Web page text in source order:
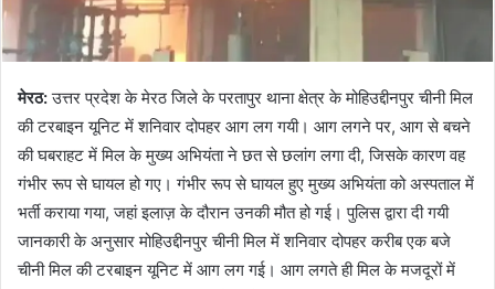
मेरठ:उत्तर प्रदेश के मेरठ जिले के परतापुर थाना क्षेत्र के मोहिउद्दीनपुर चीनी मिल
की टरबाइन यूनिट में शनिवार दोपहर आग लग गयी। आग लगने पर, आग से बचने
की घबराहट में मिल के मुख्‍य अभियंता ने छत से छलांग लगा दी, जिसके कारण वह
गंभीर रूप से घायल हो गए। गंभीर रूप से घायल हुए मुख्‍य अभियंता को अस्‍पताल में
भर्ती कराया गया, जहां इलाज़ के दौरान उनकी मौत हो गई। पुलिस द्वारा दी गयी
जानकारी के अनुसार मोहिउद्दीनपुर चीनी मिल में शनिवार दोपहर करीब एक बजे
चीनी मिल की टरबाइन यूनिट में आग लग गई। आग लगते ही मिल के मजदूरों में